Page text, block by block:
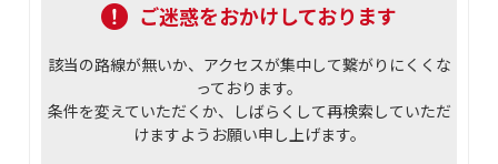
ご迷惑をおかけしております
該当の路線が無いか、アクセスが集中して繋がりにくくな
っております。
条件を変えていただくか、しばらくして再検索していただ
けますようお願い申し上げます。